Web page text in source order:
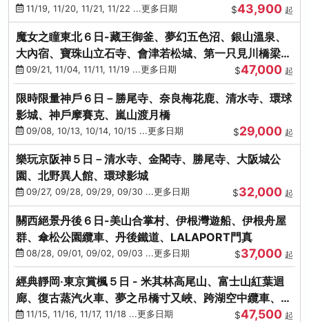
（青森／仙台）
11/19, 11/20, 11/21, 11/22 ...更多日期 $43,900 起
魔女之瞳東北６日-藏王御釜、夢幻五色沼、銀山溫泉、
大內宿、寶珠山立石寺、會津若松城、第一只見川橋梁、
燒肉吃到飽
09/21, 11/04, 11/11, 11/19 ...更多日期 $47,000 起
限時限量神戶６日－勝尾寺、奈良梅花鹿、清水寺、環球
影城、神戶摩賽克、嵐山渡月橋
09/08, 10/13, 10/14, 10/15 ...更多日期 $29,000 起
樂玩京阪神５日－清水寺、金閣寺、勝尾寺、大阪城公
園、北野異人館、環球影城
09/27, 09/28, 09/29, 09/30 ...更多日期 $32,000 起
關西絕景丹後６日-美山合掌村、伊根灣遊船、伊根舟屋
群、傘松公園纜車、丹後鐵道、LALAPORT門真
08/28, 09/01, 09/02, 09/03 ...更多日期 $37,000 起
經典靜岡‧東京賞楓５日 - 米其林高尾山、富士山紅葉迴
廊、復古蒸汽火車、夢之吊橋寸又峽、跨湖空中纜車、抹
茶體驗、三溪園
11/15, 11/16, 11/17, 11/18 ...更多日期 $47,500 起